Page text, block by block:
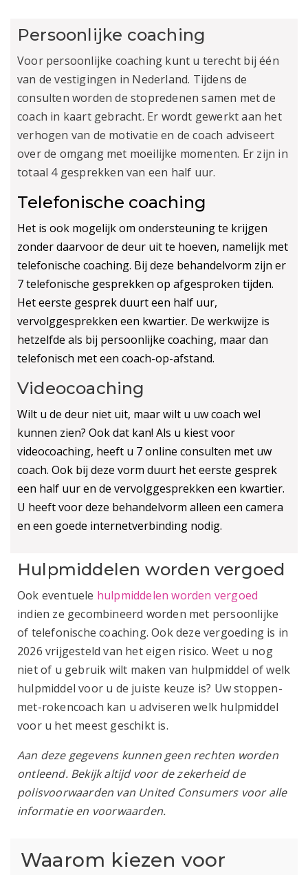
Persoonlijke coaching
Voor persoonlijke coaching kunt u terecht bij één
van de vestigingen in Nederland. Tijdens de
consulten worden de stopredenen samen met de
coach in kaart gebracht. Er wordt gewerkt aan het
verhogen van de motivatie en de coach adviseert
over de omgang met moeilijke momenten. Er zijn in
totaal 4 gesprekken van een half uur.
Telefonische coaching
Het is ook mogelijk om ondersteuning te krijgen
zonder daarvoor de deur uit te hoeven, namelijk met
telefonische coaching. Bij deze behandelvorm zijn er
7 telefonische gesprekken op afgesproken tijden.
Het eerste gesprek duurt een half uur,
vervolggesprekken een kwartier. De werkwijze is
hetzelfde als bij persoonlijke coaching, maar dan
telefonisch met een coach-op-afstand.
Videocoaching
Wilt u de deur niet uit, maar wilt u uw coach wel
kunnen zien? Ook dat kan! Als u kiest voor
videocoaching, heeft u 7 online consulten met uw
coach. Ook bij deze vorm duurt het eerste gesprek
een half uur en de vervolggesprekken een kwartier.
U heeft voor deze behandelvorm alleen een camera
en een goede internetverbinding nodig.
Hulpmiddelen worden vergoed
Ook eventuele hulpmiddelen worden vergoed
indien ze gecombineerd worden met persoonlijke
of telefonische coaching. Ook deze vergoeding is in
2026 vrijgesteld van het eigen risico. Weet u nog
niet of u gebruik wilt maken van hulpmiddel of welk
hulpmiddel voor u de juiste keuze is? Uw stoppen-
met-rokencoach kan u adviseren welk hulpmiddel
voor u het meest geschikt is.
Aan deze gegevens kunnen geen rechten worden
ontleend. Bekijk altijd voor de zekerheid de
polisvoorwaarden van United Consumers voor alle
informatie en voorwaarden.
Waarom kiezen voor